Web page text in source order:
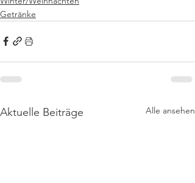
Getränke
Aktuelle Beiträge Alle ansehen